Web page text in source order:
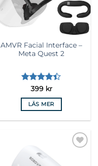
produktsidan
AMVR Facial Interface –
Meta Quest 2
Betygsatt
4.36av 5
399 kr
LÄS MER
önskelista